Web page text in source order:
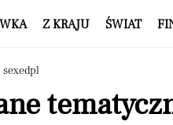
Z KRAJU ŚWIAT
sexedpl